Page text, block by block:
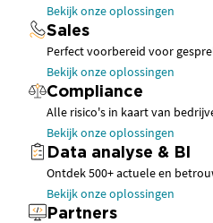
Bekijk onze oplossingen
Sales
Perfect voorbereid voor
Bekijk onze oplossingen
Compliance
Alle risico's in kaart van
Bekijk onze oplossingen
Data analyse & BI
Ontdek 500+ actuele en
Bekijk onze oplossingen
Partners